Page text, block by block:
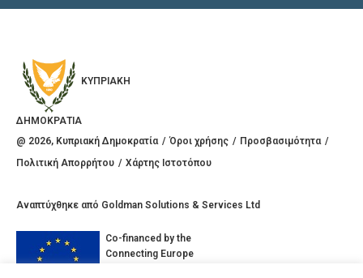
ΚΥΠΡΙΑΚΗ
ΔΗΜΟΚΡΑΤΙΑ
@ 2026, Κυπριακή Δημοκρατία Όροι χρήσης
Προσβασιμότητα
Πολιτική Απορρήτου
Χάρτης Ιστοτόπου
Αναπτύχθηκε από Goldman Solutions & Services Ltd
Co-financed by the
Connecting Europe